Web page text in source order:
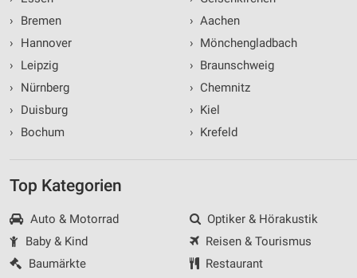
›
Bremen
›
Hannover
›
Leipzig
›
Nürnberg
›
Duisburg
›
Bochum
› Aachen
› Mönchengladbach
› Braunschweig
› Chemnitz
› Kiel
› Krefeld
Top Kategorien
Auto & Motorrad
Baby & Kind
Baumärkte
Optiker & Hörakustik
Reisen & Tourismus
Restaurant